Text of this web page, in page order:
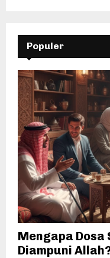
Populer
Mengapa Dosa
Diampuni